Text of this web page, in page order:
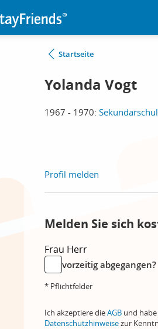
Startseite
Yolanda Vogt
1967 - 1970:
Profil melden
Melden Sie sich
Frau Herr
vorzeitig abgegangen?
* Pflichtfelder
Ich akzeptiere dieAGB und
Datenschutzhinweisezur